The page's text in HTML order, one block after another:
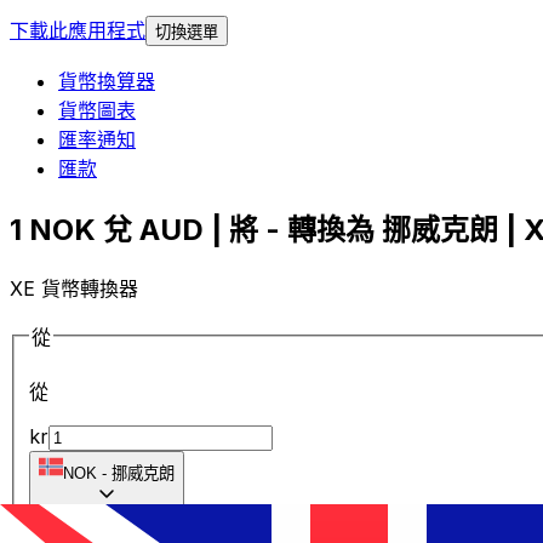
下載此應用程式 切換選單
貨幣換算器
貨幣圖表
匯率通知
匯款
1 NOK 兌 AUD | 將 - 轉換為 挪威克朗 |
XE 貨幣轉換器
從
從
kr
NOK - 挪威克朗